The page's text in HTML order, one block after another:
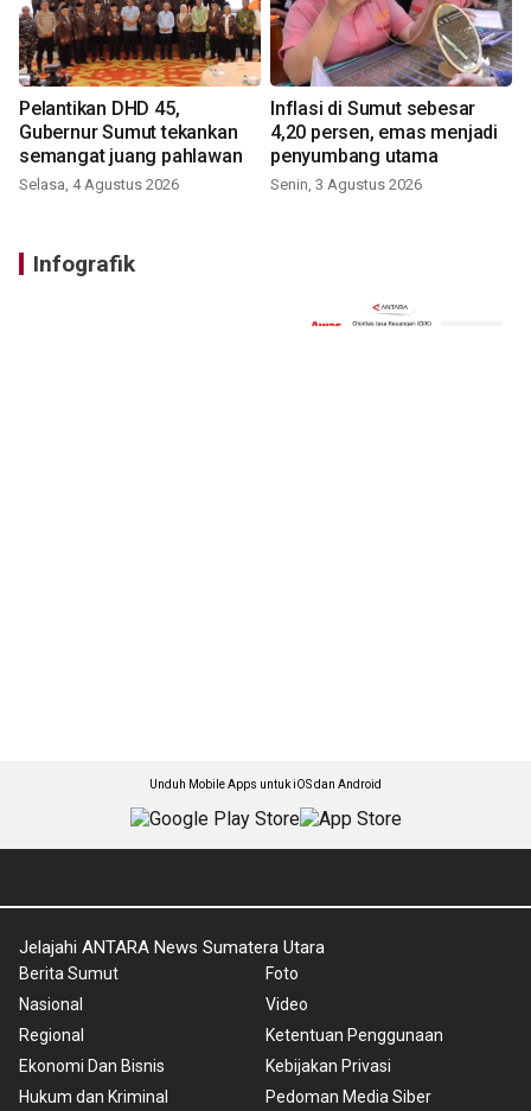
Pelantikan DHD 45,
Gubernur Sumut tekankan
semangat juang pahlawan
Selasa, 4 Agustus 2026
Inflasi di Sumut sebesar
4,20 persen, emas menjadi
penyumbang utama
Senin, 3 Agustus 2026
Infografik
Unduh Mobile Apps untuk iOS dan Android
Jelajahi ANTARA News Sumatera Utara
Berita Sumut
Nasional
Regional
Ekonomi Dan Bisnis
Hukum dan Kriminal
Foto
Video
Ketentuan Penggunaan
Kebijakan Privasi
Pedoman Media Siber